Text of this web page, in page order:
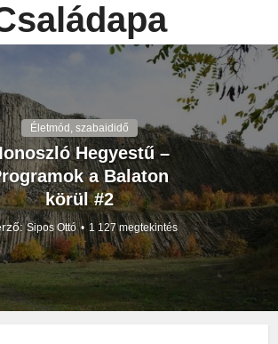
Életmód, szabaididő
Hegyestű –
a Balaton
körül #2
Sipos Ottó 1 127 megtekintés